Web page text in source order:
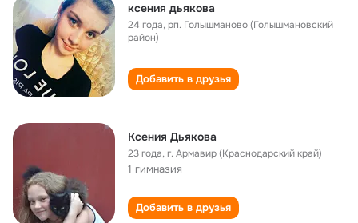
ксения дьякова
24 года,рп. Голышманово (Голышмановский
район)
Добавить в друзья
Ксения Дьякова
23 года,г. Армавир (Краснодарский край)
1 гимназия
Добавить в друзья